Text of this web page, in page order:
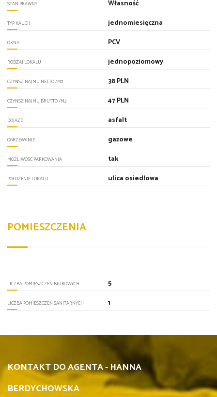
STAN PRAWNY Własność
TYP KAUCJI jednomiesięczna
OKNA PCV
RODZAJ LOKALU jednopoziomowy
CZYNSZ NAJMU NETTO /M2 38 PLN
CZYNSZ NAJMU BRUTTO /M2 47 PLN
DOJAZD asfalt
OGRZEWANIE gazowe
MOŻLIWOŚĆ PARKOWANIA tak
POŁOŻENIE LOKALU ulica osiedlowa
POMIESZCZENIA
LICZBA POMIESZCZEŃ BIUROWYCH 5
LICZBA POMIESZCZEŃ SANITARNYCH 1
KONTAKT DO AGENTA - HANNA
BERDYCHOWSKA